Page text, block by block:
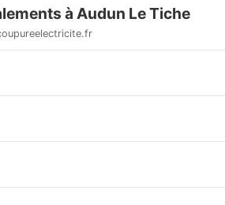
à Audun Le Tiche